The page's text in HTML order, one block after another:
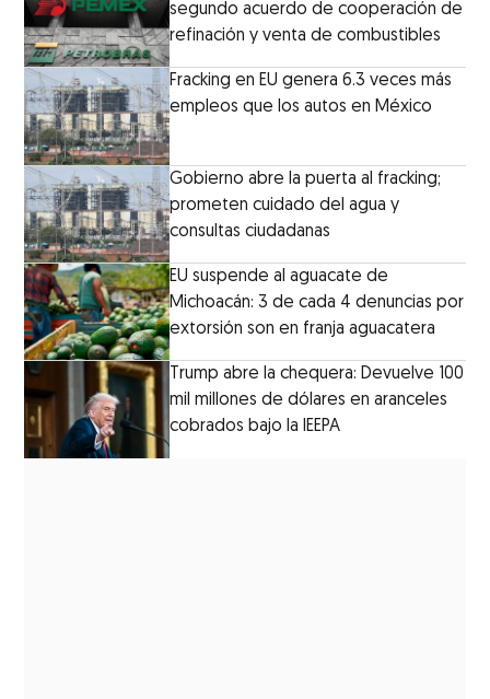
segundo acuerdo de cooperación de
refinación y venta de combustibles
Fracking en EU genera 6.3 veces más
empleos que los autos en México
Gobierno abre la puerta al fracking;
prometen cuidado del agua y
consultas ciudadanas
EU suspende al aguacate de
Michoacán: 3 de cada 4 denuncias por
extorsión son en franja aguacatera
Trump abre la chequera: Devuelve 100
mil millones de dólares en aranceles
cobrados bajo la IEEPA